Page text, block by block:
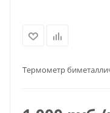
Термометр